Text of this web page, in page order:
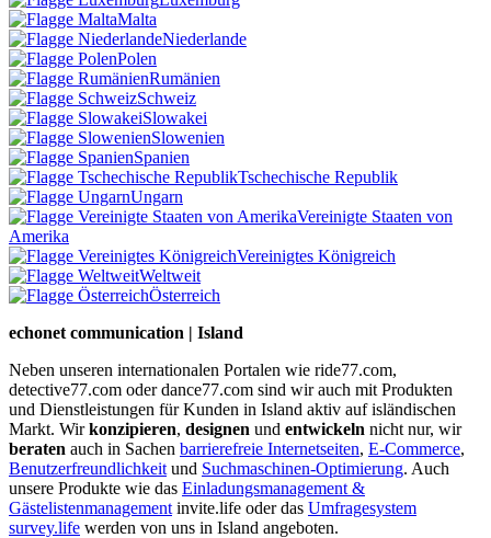
Malta
Niederlande
Polen
Rumänien
Schweiz
Slowakei
Slowenien
Spanien
Tschechische Republik
Ungarn
Vereinigte Staaten von
Amerika
Vereinigtes Königreich
Weltweit
Österreich
echonet communication | Island
Neben unseren internationalen Portalen wie ride77.com,
detective77.com oder dance77.com sind wir auch mit Produkten
und Dienstleistungen für Kunden in Island aktiv auf isländischen
Markt. Wirkonzipieren, designen und entwickeln nicht nur, wir
beraten auch in Sachen barrierefreie Internetseiten, E-Commerce,
Benutzerfreundlichkeit und Suchmaschinen-Optimierung. Auch
unsere Produkte wie das Einladungsmanagement &
Gästelistenmanagement invite.life oder das Umfragesystem
survey.life werden von uns in Island angeboten.